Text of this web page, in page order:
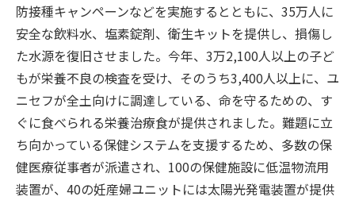
防接種キャンペーンなどを実施するとともに、35万人に
安全な飲料水、塩素錠剤、衛生キットを提供し、損傷し
た水源を復旧させました。今年、3万2,100人以上の子ど
もが栄養不良の検査を受け、そのうち3,400人以上に、ユ
ニセフが全土向けに調達している、命を守るための、す
ぐに食べられる栄養治療食が提供されました。難題に立
ち向かっている保健システムを支援するため、多数の保
健医療従事者が派遣され、100の保健施設に低温物流用
装置が、40の妊産婦ユニットには太陽光発電装置が提供